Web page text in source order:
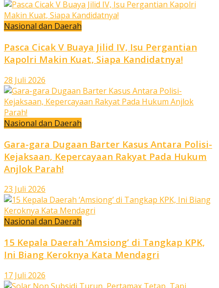
Nasional dan Daerah
Pasca Cicak V Buaya Jilid IV, Isu Pergantian
Kapolri Makin Kuat, Siapa Kandidatnya!
28 Juli 2026
Nasional dan Daerah
Gara-gara Dugaan Barter Kasus Antara Polisi-
Kejaksaan, Kepercayaan Rakyat Pada Hukum
Anjlok Parah!
23 Juli 2026
Nasional dan Daerah
15 Kepala Daerah ‘Amsiong’ di Tangkap KPK,
Ini Biang Keroknya Kata Mendagri
17 Juli 2026